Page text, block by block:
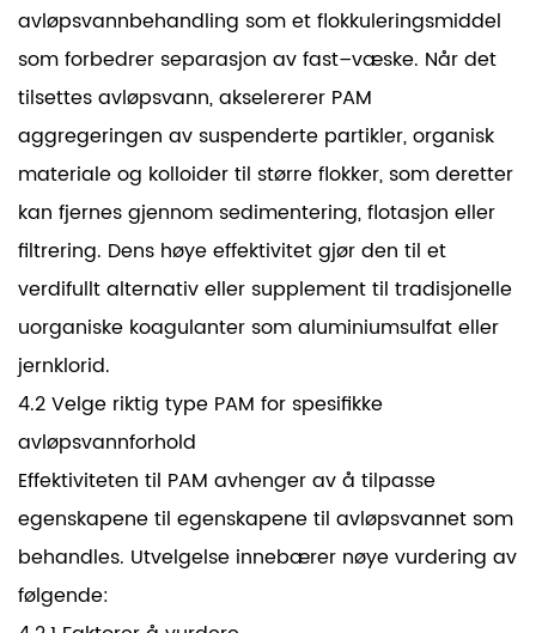
avløpsvannbehandling som et flokkuleringsmiddel
som forbedrer separasjon av fast–væske. Når det
tilsettes avløpsvann, akselererer PAM
aggregeringen av suspenderte partikler, organisk
materiale og kolloider til større flokker, som deretter
kan fjernes gjennom sedimentering, flotasjon eller
filtrering. Dens høye effektivitet gjør den til et
verdifullt alternativ eller supplement til tradisjonelle
uorganiske koagulanter som aluminiumsulfat eller
jernklorid.
4.2 Velge riktig type PAM for spesifikke
avløpsvannforhold
Effektiviteten til PAM avhenger av å tilpasse
egenskapene til egenskapene til avløpsvannet som
behandles. Utvelgelse innebærer nøye vurdering av
følgende: